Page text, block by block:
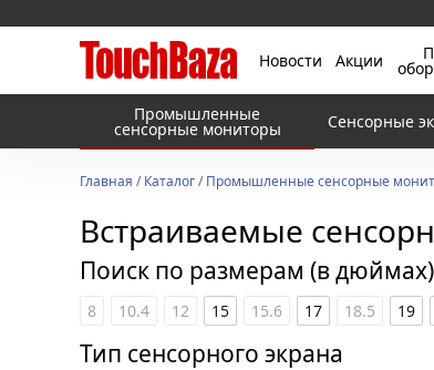
Новости Акции
Промышленные
сенсорные мониторы Сенсорные
Главная /Каталог/Промышленные сенсорные
Встраиваемые
Поиск по размерам (в дюймах)
8 10.4 12 15 15.6 17 18.5 19
Тип сенсорного экрана